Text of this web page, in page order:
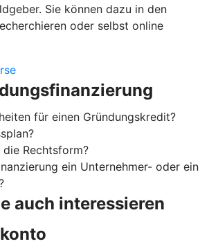
Sie können dazu in den
oder selbst online
für einen Gründungskredit?
Rechtsform?
ein Unternehmer- oder ein
auch interessieren